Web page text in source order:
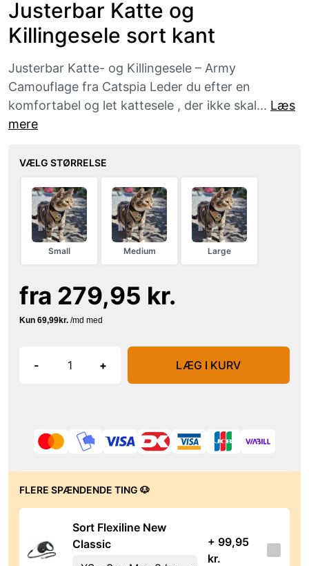
Justerbar Katte og
Killingesele sort kant
Justerbar Katte- og Killingesele – Army
Camouflage fra Catspia Leder du efter en
komfortabel og let kattesele , der ikke skal... Læs
mere
VÆLG STØRRELSE
Small Medium Large
fra 279,95 kr.
- + LÆG I KURV
FLERE SPÆNDENDE TING 🐶
Sort Flexiline New
Classic
+ 99,95
kr.